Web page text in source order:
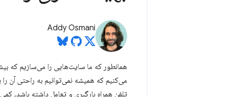
Addy Osmani
همانطور که ما سایت‌هایی را می‌سازیم که
می‌کنیم که همیشه نمی‌توانیم به راحتی آن
تلفن همراه بارگیری و تعامل داشته باشد، کمی